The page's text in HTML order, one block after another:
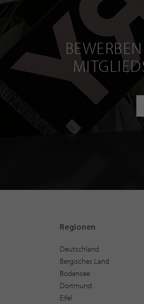
Regionen
Deutschland
Bergisches Land
Bodensee
Dortmund
Eifel